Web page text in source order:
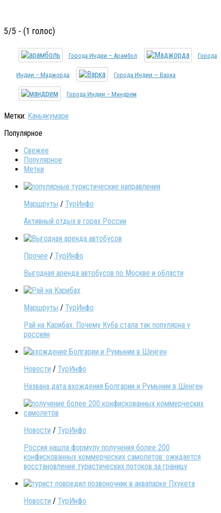
5/5 - (1 голос)
Города Индии – Арамбол Города
Индии – Маджорда Города Индии — Варка
Города Индии – Мандрем
Метки: Каньякумари
Популярное
Свежее
Популярное
Метки
Маршруты / ТурИнфо
Активный отдых в горах России
Прочее / ТурИнфо
Выгодная аренда автобусов по Москве и области
Маршруты / ТурИнфо
Рай на Карибах. Почему Куба стала так популярна у
россиян
Новости / ТурИнфо
Названа дата вхождения Болгарии и Румынии в Шенген
Новости / ТурИнфо
Россия нашла формулу получения более 200
конфискованных коммерческих самолетов: ожидается
восстановление туристических потоков за границу
Новости / ТурИнфо